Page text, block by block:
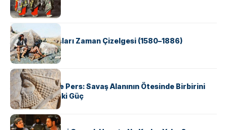
KÜLTÜR
Apache Savaşları Zaman Çizelgesi (1580–1886)
KÜLTÜR
Antik Yunan ve Pers: Savaş Alanının Ötesinde Birbirini
Şekillendiren İki Güç
KÜLTÜR